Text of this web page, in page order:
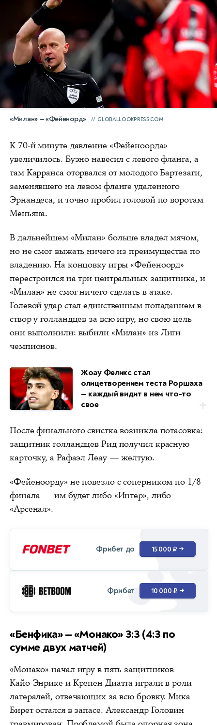
«Милан» — «Фейенорд» GLOBALLOOKPRESS.COM
К 70-й минуте давление «Фейеноорда»
увеличилось. Буэно навесил с левого фланга, а
там Карранса оторвался от молодого Бартезаги,
заменявшего на левом фланге удаленного
Эрнандеса, и точно пробил головой по воротам
Меньяна.
В дальнейшем «Милан» больше владел мячом,
но не смог выжать ничего из преимущества по
владению. На концовку игры «Фейеноорд»
перестроился на три центральных защитника, и
«Милан» не смог ничего сделать в атаке.
Голевой удар стал единственным попаданием в
створ у голландцев за всю игру, но свою цель
они выполнили: выбили «Милан» из Лиги
чемпионов.
Жоау Феликс стал
олицетворением теста Роршаха
— каждый видит в нем что-то
свое
После финального свистка возникла потасовка:
защитник голландцев Рид получил красную
карточку, а Рафаэл Леау — желтую.
«Фейеноорду» не повезло с соперником по 1/8
финала — им будет либо «Интер», либо
«Арсенал».
Фрибет до 15 000 ₽ →
Фрибет 10 000 ₽ →
«Бенфика» — «Монако» 3:3 (4:3 по
сумме двух матчей)
«Монако» начал игру в пять защитников —
Кайо Энрике и Крепен Диатта играли в роли
латералей, отвечающих за всю бровку. Мика
Бирет остался в запасе. Александр Головин